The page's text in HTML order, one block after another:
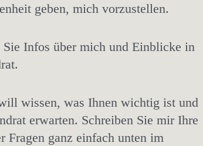
geben, mich vorzustellen.
Infos über mich und Einblicke in
wissen, was Ihnen wichtig ist und
erwarten. Schreiben Sie mir Ihre
Fragen ganz einfach unten im